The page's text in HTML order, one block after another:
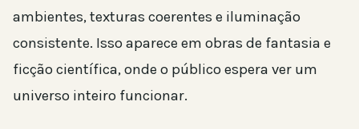
ambientes, texturas coerentes e iluminação
consistente. Isso aparece em obras de fantasia e
ficção científica, onde o público espera ver um
universo inteiro funcionar.